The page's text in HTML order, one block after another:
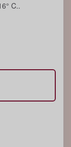
C..